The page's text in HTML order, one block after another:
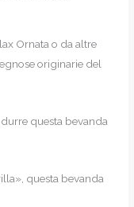
Ornata o da altre
originarie del
questa bevanda
questa bevanda